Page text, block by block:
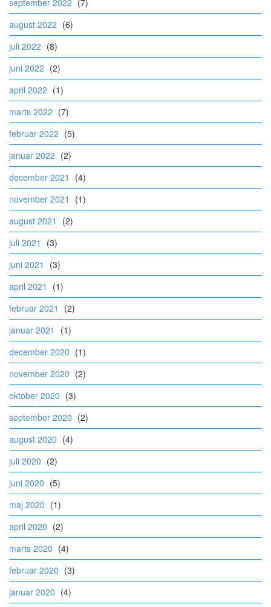
september 2022 (7)
august 2022 (6)
juli 2022 (8)
juni 2022 (2)
april 2022 (1)
marts 2022 (7)
februar 2022 (5)
januar 2022 (2)
december 2021
(4)
november 2021
(1)
august 2021
(2)
juli 2021
(3)
juni 2021
(3)
april 2021
(1)
februar 2021
(2)
januar 2021
(1)
december 2020 (1)
november 2020 (2)
oktober 2020 (3)
september 2020 (2)
august 2020 (4)
juli 2020 (2)
juni 2020 (5)
maj 2020 (1)
april 2020 (2)
marts 2020 (4)
februar 2020 (3)
januar 2020 (4)